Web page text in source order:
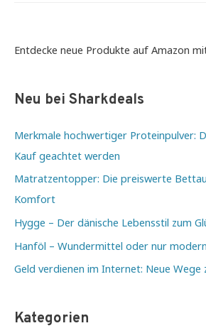
Eigenheim
Home
Entdecke neue Produkte auf Amazon
Neu bei Sharkdeals
Merkmale hochwertiger Proteinpulver:
Kauf geachtet werden
Matratzentopper: Die preiswerte
Komfort
Hygge – Der dänische Lebensstil zum
Hanföl – Wundermittel oder nur
Geld verdienen im Internet: Neue Wege
Kategorien